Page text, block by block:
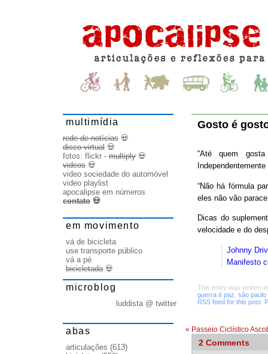
Gosto é
“Até quem
“Não há fórmula
eles não vão
Dicas do
velocidade e do
Johnny
Manifesto
This entry was written
guerra é paz são paulo
RSS feed for this post
« Passeio Ciclístico
2 Comments
multimídia
rede de notícias 💀
disco virtual 💀
fotos: flickr - multiply 💀
videos 💀
video sociedade do automóvel
video playlist
apocalipse em números
contato 💀
em movimento
vá de bicicleta
use transporte público
vá a pé
bicicletada💀
microblog
luddista @ twitter
abas
articulações (613)